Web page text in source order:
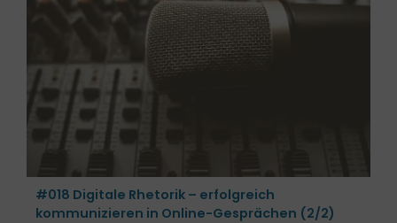
#018 Digitale Rhetorik – erfolgreich
kommunizieren in Online-Gesprächen (2/2)